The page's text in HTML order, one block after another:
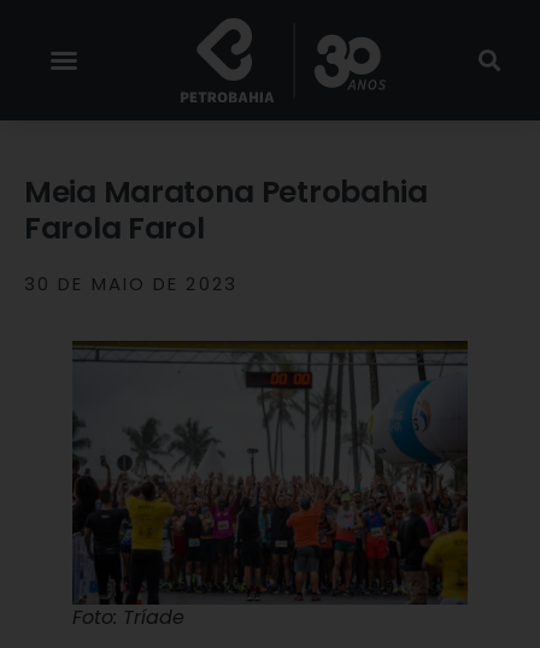
Meia Maratona Petrobahia
Farola Farol
30 DE MAIO DE 2023
Foto: Tríade